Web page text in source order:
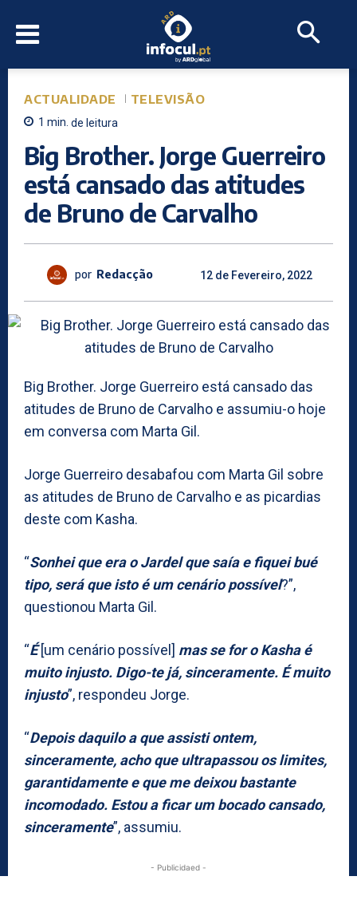
ACTUALIDADE TELEVISÃO
1 min. de leitura
Big Brother. Jorge Guerreiro
está cansado das atitudes
de Bruno de Carvalho
por Redacção 12 de Fevereiro, 2022
Big Brother. Jorge Guerreiro está cansado das
atitudes de Bruno de Carvalho e assumiu-o hoje
em conversa com Marta Gil.
Jorge Guerreiro desabafou com Marta Gil sobre
as atitudes de Bruno de Carvalho e as picardias
deste com Kasha.
“Sonhei que era o Jardel que saía e fiquei bué
tipo, será que isto é um cenário possível?”,
questionou Marta Gil.
“É[um cenário possível] mas se for o Kasha é
muito injusto. Digo-te já, sinceramente. É muito
injusto”, respondeu Jorge.
“Depois daquilo a que assisti ontem,
sinceramente, acho que ultrapassou os limites,
garantidamente e que me deixou bastante
incomodado. Estou a ficar um bocado cansado,
sinceramente”, assumiu.
- Publicidaed -